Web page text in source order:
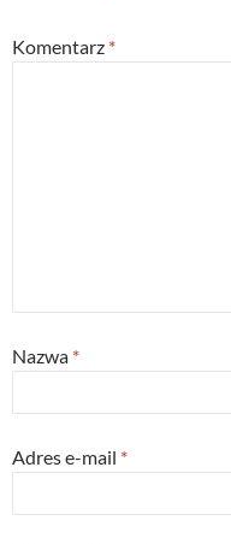
Komentarz *
Nazwa *
Adres e-mail *